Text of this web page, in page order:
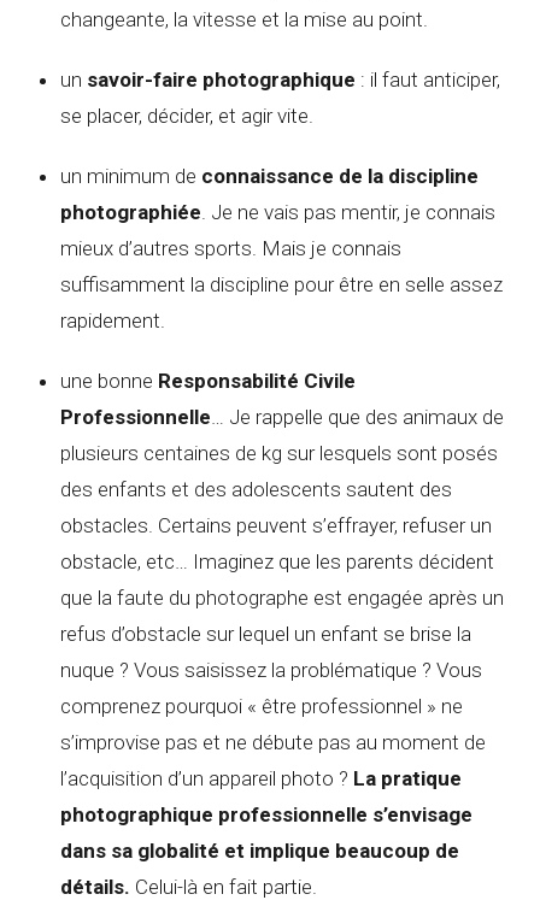
changeante, la vitesse et la mise au point.
un savoir-faire photographique : il faut anticiper,
se placer, décider, et agir vite.
un minimum de connaissance de la discipline
photographiée . Je ne vais pas mentir, je connais
mieux d’autres sports. Mais je connais
suffisamment la discipline pour être en selle assez
rapidement.
une bonne Responsabilité Civile
Professionnelle … Je rappelle que des animaux de
plusieurs centaines de kg sur lesquels sont posés
des enfants et des adolescents sautent des
obstacles. Certains peuvent s’effrayer, refuser un
obstacle, etc… Imaginez que les parents décident
que la faute du photographe est engagée après un
refus d’obstacle sur lequel un enfant se brise la
nuque ? Vous saisissez la problématique ? Vous
comprenez pourquoi « être professionnel » ne
s’improvise pas et ne débute pas au moment de
l’acquisition d’un appareil photo ? La pratique
photographique professionnelle s’envisage
dans sa globalité et implique beaucoup de
détails. Celui-là en fait partie.